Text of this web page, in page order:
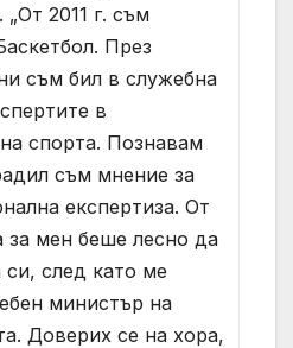
„От 2011 г. съм
През
съм бил в служебна
в
спорта. Познавам
съм мнение за
експертиза. От
за мен беше лесно да
след като ме
министър на
Доверих се на хора,